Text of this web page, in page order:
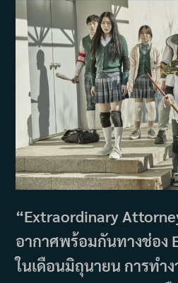
“Extraordinary
อากาศพร้อมกันทางช่อง
ในเดือนมิถุนายน การทำ